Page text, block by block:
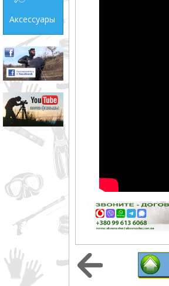
Аксессуары